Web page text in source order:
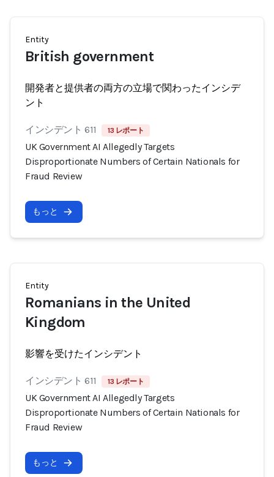
Entity
British government
開発者と提供者の両方の立場で関わったインシデ
ント
インシデント 611 13 レポート
UK Government AI Allegedly Targets
Disproportionate Numbers of Certain Nationals for
Fraud Review
もっと
Entity
Romanians in the United
Kingdom
影響を受けたインシデント
インシデント 611 13 レポート
UK Government AI Allegedly Targets
Disproportionate Numbers of Certain Nationals for
Fraud Review
もっと